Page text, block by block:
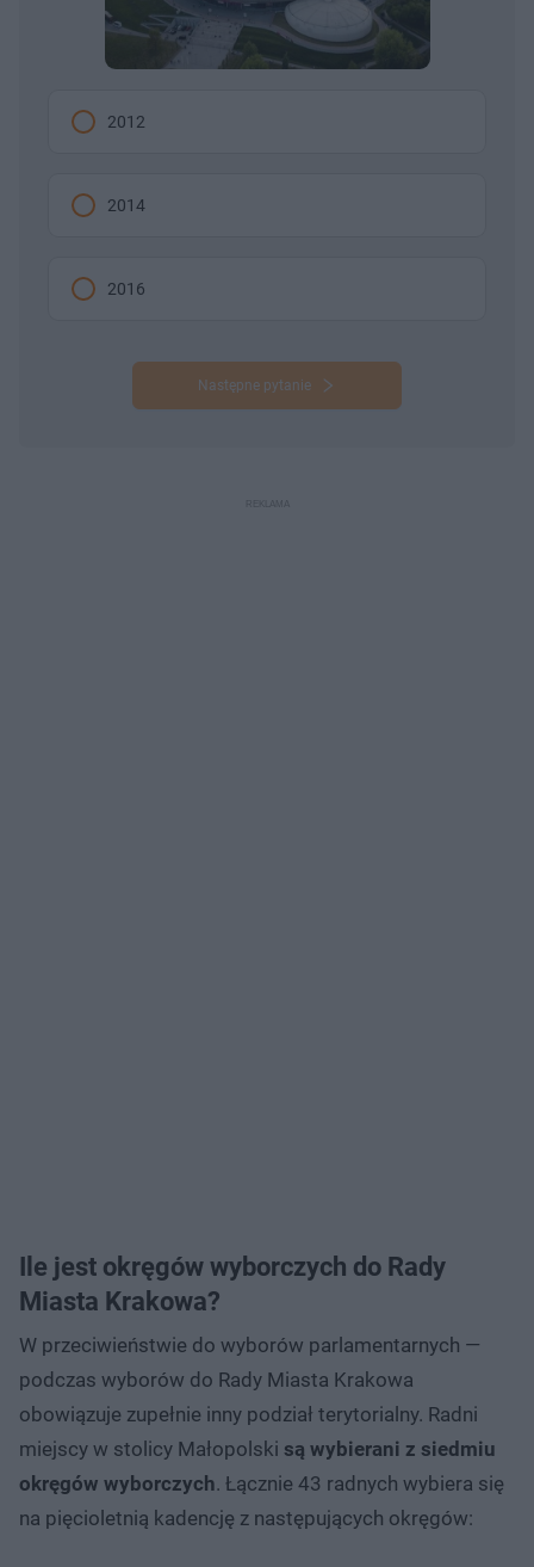
2012
2014
2016
Następne pytanie
Ile jest okręgów wyborczych do Rady
Miasta Krakowa?
W przeciwieństwie do wyborów parlamentarnych —
podczas wyborów do Rady Miasta Krakowa
obowiązuje zupełnie inny podział terytorialny. Radni
miejscy w stolicy Małopolski są wybierani z siedmiu
okręgów wyborczych. Łącznie 43 radnych wybiera się
na pięcioletnią kadencję z następujących okręgów: